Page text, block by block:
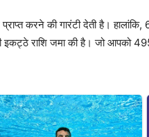
करने की गारंटी देती है।
राशि जमा की है। जो आपको